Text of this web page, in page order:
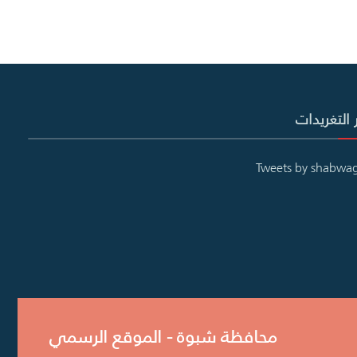
التغريدات
Tweets by
محافظة شبوة - الموقع الرسمي